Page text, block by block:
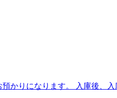
かりになります。 入庫後、